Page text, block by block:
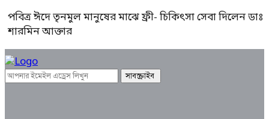
পবিত্র ঈদে তৃনমুল মানুষের মাঝে ফ্রী- চিকিৎসা সেবা দিলেন ডাঃ
শারমিন আক্তার